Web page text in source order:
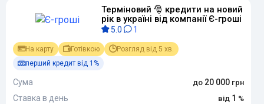
Терміновий 🎅 кредити на новий
рік в україні від компанії Є-гроші
5.0 1
На карту Готівкою
Розгляд від 5 хв.
перший кредит від 1%
Сума
20 000
Ставка в день
1